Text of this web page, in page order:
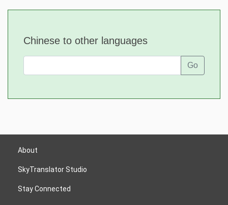
Chinese to other languages
Go
About
SkyTranslator Studio
Stay Connected